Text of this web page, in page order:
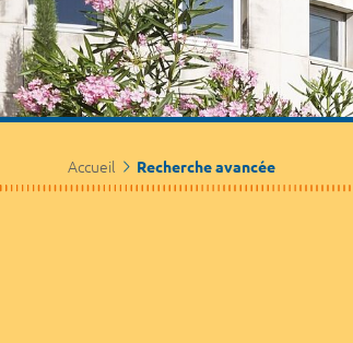
Accueil Recherche avancée